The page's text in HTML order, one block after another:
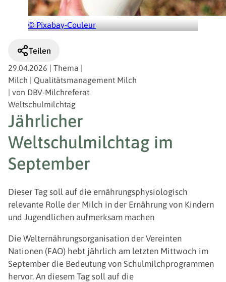
© Pixabay-Couleur
Teilen
29.04.2026 | Thema |
Milch | Qualitätsmanagement Milch
| von DBV-Milchreferat
Weltschulmilchtag
Jährlicher
Weltschulmilchtag im
September
Dieser Tag soll auf die ernährungsphysiologisch
relevante Rolle der Milch in der Ernährung von Kindern
und Jugendlichen aufmerksam machen
Die Welternährungsorganisation der Vereinten
Nationen (FAO) hebt jährlich am letzten Mittwoch im
September die Bedeutung von Schulmilchprogrammen
hervor. An diesem Tag soll auf die